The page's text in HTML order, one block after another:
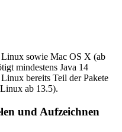
sowie Mac OS X (ab
mindestens Java 14
bereits Teil der Pakete
ab 13.5).
und Aufzeichnen